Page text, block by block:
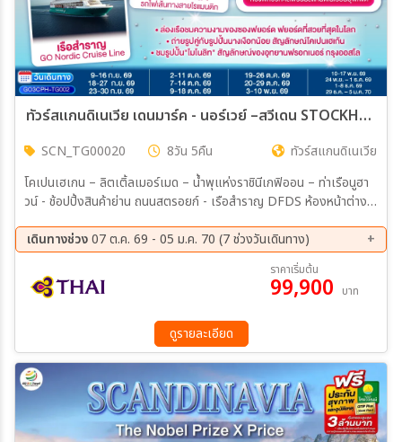
ทัวร์สแกนดิเนเวีย เดนมาร์ค - นอร์เวย์ –สวีเดน STOCKHOLM SYNDROME SCANDINAVIA 8วัน 5คืน (TG)
SCN_TG00020 8วัน 5คืน
ทัวร์สแกนดิเนเวีย
โคเปนเฮเกน – ลิตเติ้ลเมอร์เมด – น้ำพุแห่งราชินีเกฟิออน – ท่าเรือนูฮา
วน์ - ช้อปปิ้งสินค้าย่าน ถนนสตรอยก์ - เรือสำราญ DFDS ห้องหน้าต่าง
– ฟลัม – ล่องเรือชมความงามของซองฟยอร์ด – รถไฟสายโรแมนติก
ฟลัมส์บาน่า - น้ำตกจอสฟอสเซ่น - ออสโล - ศาลาว่าการเมืองออสโล -
ออสโลโอเปราเฮ้าส์ - ลานกระโดดสกี โฮเมนโคเล่น - คาร์ลสตัท- สต๊อก
โฮล์ม - ศาลาว่าการเมืองสต๊อกโฮล์ม - กัมลาสตัน
เดินทางช่วง07 ต.ค. 69 - 05 ม.ค. 70 (7 ช่วงวันเดินทาง)
19 ต.ค. 69 - 26 ต.ค. 69
03 พ.ย. 69 - 10 พ.ย. 69
10 พ.ย. 69 - 17 พ.ย. 69
24 พ.ย. 69 - 01 ธ.ค. 69
01 ธ.ค. 69 - 08 ธ.ค. 69
ราคาเริ่มต้น
99,900 บาท
ดูรายละเอียด